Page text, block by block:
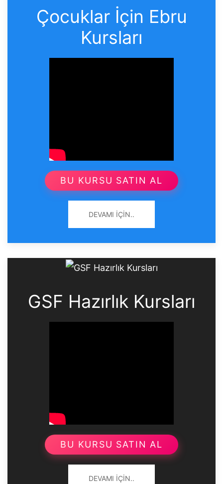
Çocuklar İçin Ebru
Kursları
BU KURSU SATIN AL
DEVAMI İÇIN..
GSF Hazırlık Kursları
BU KURSU SATIN AL
DEVAMI İÇIN..